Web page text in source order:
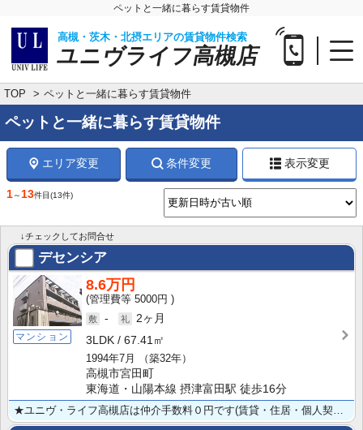
ペットと一緒に暮らす賃貸物件
高槻・茨木・北摂エリアの賃貸物件検索
ユニヴライフ高槻店
TOP ペットと一緒に暮らす賃貸物件
ペットと一緒に暮らす賃貸物件
エリア変更 条件変更 表示変更
1～ 13件目(13件)
↓チェックしてお問合せ
デセンシア
マンション
8.6万円
5000円
-
2ヶ月
3LDK
67.41㎡
1994年7月
（築32年）
高槻市宮田町
東海道・山陽本線 摂津富田駅 徒歩16分
★ユニヴ・ライフ高槻店は仲介手数料０円です(賃貸・住居・個人契約の場合) ★ペット小型犬飼育可です！･･･